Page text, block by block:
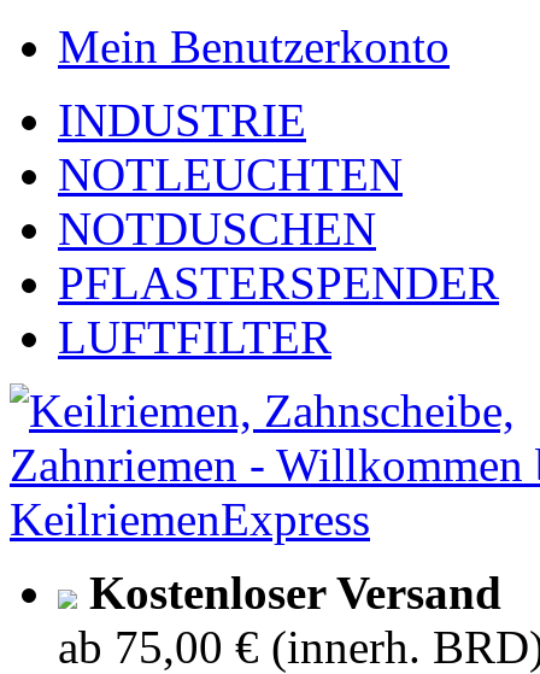
Mein Benutzerkonto
INDUSTRIE
NOTLEUCHTEN
NOTDUSCHEN
PFLASTERSPENDER
LUFTFILTER
Kostenloser Versand
ab 75,00 € (innerh.